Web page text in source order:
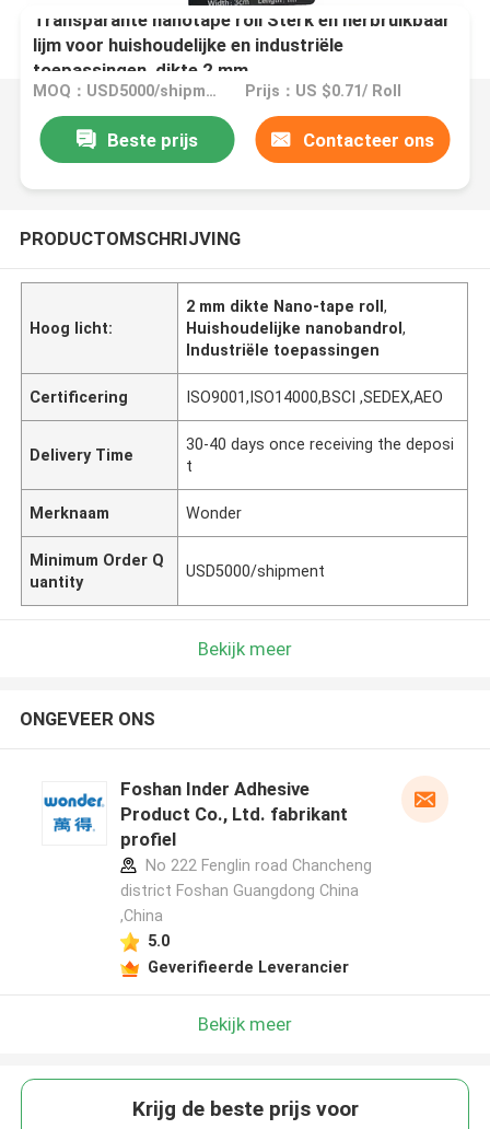
Transparante nanotape roll Sterk en herbruikbaar
lijm voor huishoudelijke en industriële
toepassingen, dikte 2 mm
MOQ：USD5000/shipment Prijs：US $0.71/ Roll
Beste prijs Contacteer ons
PRODUCTOMSCHRIJVING
Hoog licht:
2 mm dikte Nano-tape roll,
Huishoudelijke nanobandrol,
Industriële toepassingen
Certificering ISO9001,ISO14000,BSCI ,SEDEX,AEO
Delivery Time
30-40 days once receiving the deposi
t
Merknaam Wonder
Minimum Order Q
uantity
USD5000/shipment
Bekijk meer
ONGEVEER ONS
Foshan Inder Adhesive
Product Co., Ltd. fabrikant
profiel
No 222 Fenglin road Chancheng
district Foshan Guangdong China
,China
5.0
Geverifieerde Leverancier
Bekijk meer
Krijg de beste prijs voor